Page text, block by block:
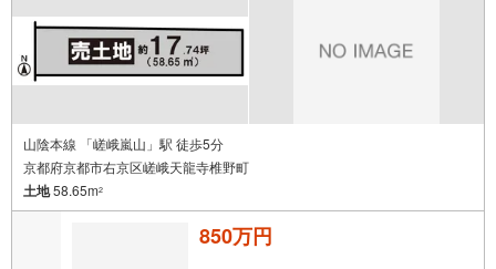
山陰本線 「嵯峨嵐山」駅 徒歩5分
京都府京都市右京区嵯峨天龍寺椎野町
土地58.65m2
850万円